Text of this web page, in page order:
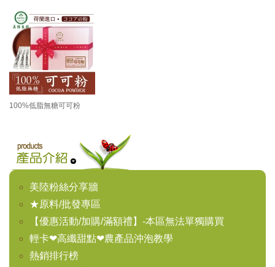
100%低脂無糖可可粉
美陸粉絲分享牆
★原料/批發專區
【優惠活動/加購/滿額禮】-本區無法單獨購買
輕卡❤高纖甜點❤農產品沖泡教學
熱銷排行榜